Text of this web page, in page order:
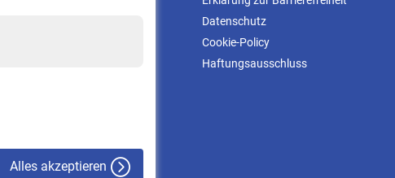
Alles akzeptieren
Datenschutz
Cookie-Policy
Haftungsausschluss